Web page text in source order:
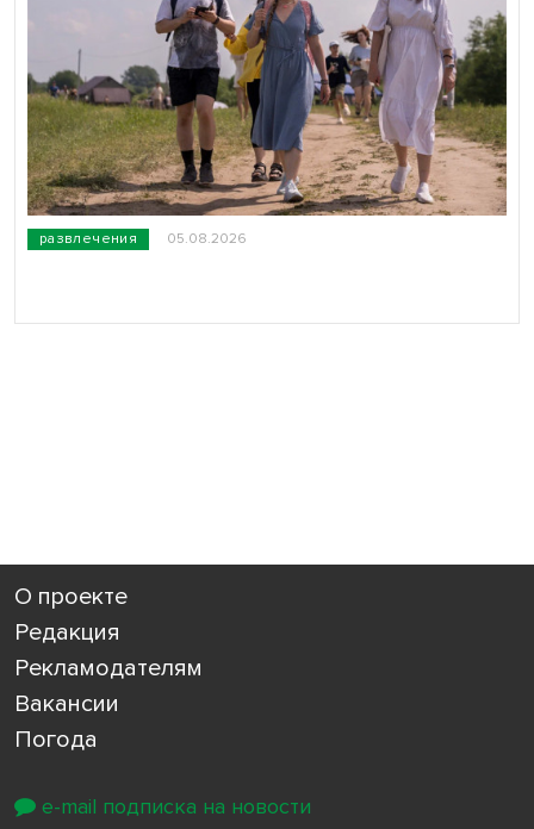
развлечения 05.08.2026
О проекте
Редакция
Рекламодателям
Вакансии
Погода
e-mail подписка на новости